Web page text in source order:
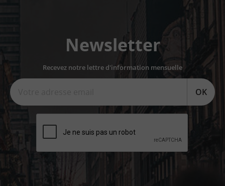
Newsletter
Recevez notre lettre d'information mensuelle
OK